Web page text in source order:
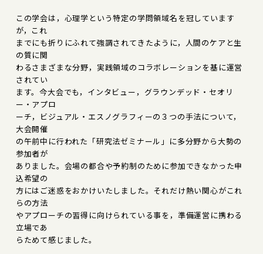
この学会は，心理学という特定の学問領域名を冠しています
が，これ
までにも折りにふれて強調されてきたように，人間のケアと生
の質に関
わるさまざまな分野，実践領域のコラボレーションを基に運営
されてい
ます。今大会でも，インタビュー，グラウンデッド・セオリ
ー・アプロ
ーチ，ビジュアル・エスノグラフィーの３つの手法について，
大会開催
の午前中に行われた「研究法ゼミナール」に多分野から大勢の
参加者が
ありました。会場の都合や予約制のために参加できなかった申
込希望の
方にはご迷惑をおかけいたしました。それだけ熱い関心がこれ
らの方法
やアプローチの習得に向けられている事を，準備運営に携わる
立場であ
らためて感じました。